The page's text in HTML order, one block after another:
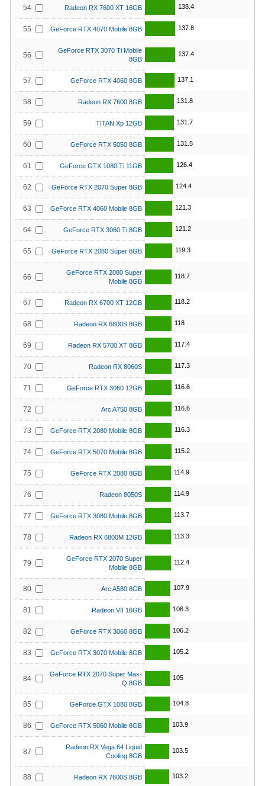
54 Radeon RX 7600 XT 16GB 138.4
55 GeForce RTX 4070 Mobile 8GB 137.8
56
GeForce RTX 3070 Ti Mobile
8GB
137.4
57 GeForce RTX 4060 8GB 137.1
58 Radeon RX 7600 8GB 131.8
59 TITAN Xp 12GB 131.7
60 GeForce RTX 5050 8GB 131.5
61 GeForce GTX 1080 Ti 11GB 126.4
62 GeForce RTX 2070 Super 8GB 124.4
63 GeForce RTX 4060 Mobile 8GB 121.3
64 GeForce RTX 3060 Ti 8GB 121.2
65 GeForce RTX 2080 Super 8GB 119.3
66
GeForce RTX 2080 Super
Mobile 8GB
118.7
67 Radeon RX 6700 XT 12GB 118.2
68 Radeon RX 6800S 8GB 118
69 Radeon RX 5700 XT 8GB 117.4
70 Radeon RX 8060S 117.3
71 GeForce RTX 3060 12GB 116.6
72 Arc A750 8GB 116.6
73 GeForce RTX 2080 Mobile 8GB 116.3
74 GeForce RTX 5070 Mobile 8GB 115.2
75 GeForce RTX 2080 8GB 114.9
76 Radeon 8050S 114.9
77 GeForce RTX 3080 Mobile 8GB 113.7
78 Radeon RX 6800M 12GB 113.3
79
GeForce RTX 2070 Super
Mobile 8GB
112.4
80 Arc A580 8GB 107.9
81 Radeon VII 16GB 106.3
82 GeForce RTX 3060 8GB 106.2
83 GeForce RTX 3070 Mobile 8GB 105.2
84
GeForce RTX 2070 Super Max-
Q 8GB
105
85 GeForce GTX 1080 8GB 104.8
86 GeForce RTX 5060 Mobile 8GB 103.9
87
Radeon RX Vega 64 Liquid
Cooling 8GB
103.5
88 Radeon RX 7600S 8GB 103.2